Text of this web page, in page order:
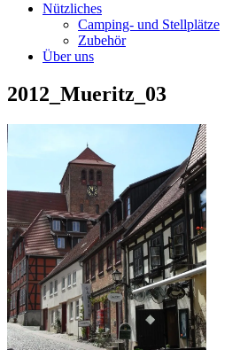
Nützliches
Camping- und Stellplätze
Zubehör
Über uns
2012_Mueritz_03